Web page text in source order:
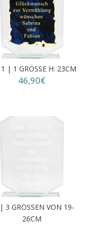
| 1 GRÖSSE H: 23CM
46,90€
3 GRÖSSEN VON 19-
26CM